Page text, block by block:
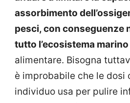
assorbimento
pesci, con conseguenze
tutto l’ecosistema marino
alimentare. Bisogna
è improbabile che le dosi
individuo usa per pulire